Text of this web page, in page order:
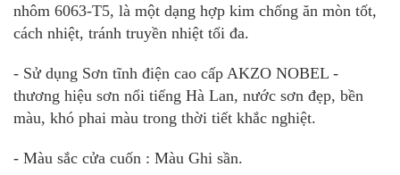
nhôm 6063-T5, là một dạng hợp kim chống ăn mòn tốt,
cách nhiệt, tránh truyền nhiệt tối đa.
- Sử dụng Sơn tĩnh điện cao cấp AKZO NOBEL -
thương hiệu sơn nổi tiếng Hà Lan, nước sơn đẹp, bền
màu, khó phai màu trong thời tiết khắc nghiệt.
- Màu sắc cửa cuốn : Màu Ghi sần.